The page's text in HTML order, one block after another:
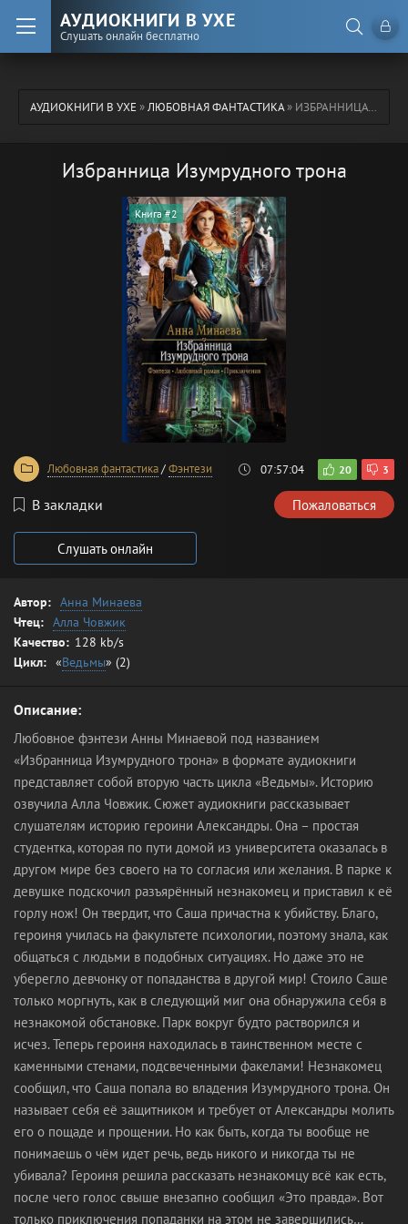
АУДИОКНИГИ В УХЕ
Слушать онлайн бесплатно
АУДИОКНИГИ В УХЕ»ЛЮБОВНАЯ ФАНТАСТИКА» ИЗБРАННИЦА ИЗУМРУДНОГО ТРОНА
Избранница Изумрудного трона
Книга #2
Любовная фантастика/Фэнтези 07:57:04 20 3
В закладки Пожаловаться
Слушать онлайн
Автор: Анна Минаева
Чтец: Алла Човжик
Качество: 128 kb/s
Цикл: «Ведьмы» (2)
Описание:
Любовное фэнтези Анны Минаевой под названием
«Избранница Изумрудного трона» в формате аудиокниги
представляет собой вторую часть цикла «Ведьмы». Историю
озвучила Алла Човжик. Сюжет аудиокниги рассказывает
слушателям историю героини Александры. Она – простая
студентка, которая по пути домой из университета оказалась в
другом мире без своего на то согласия или желания. В парке к
девушке подскочил разъярённый незнакомец и приставил к её
горлу нож! Он твердит, что Саша причастна к убийству. Благо,
героиня училась на факультете психологии, поэтому знала, как
общаться с людьми в подобных ситуациях. Но даже это не
уберегло девчонку от попаданства в другой мир! Стоило Саше
только моргнуть, как в следующий миг она обнаружила себя в
незнакомой обстановке. Парк вокруг будто растворился и
исчез. Теперь героиня находилась в таинственном месте с
каменными стенами, подсвеченными факелами! Незнакомец
сообщил, что Саша попала во владения Изумрудного трона. Он
называет себя её защитником и требует от Александры молить
его о пощаде и прощении. Но как быть, когда ты вообще не
понимаешь о чём идет речь, ведь никого и никогда ты не
убивала? Героиня решила рассказать незнакомцу всё как есть,
после чего голос свыше внезапно сообщил «Это правда». Вот
только приключения попаданки на этом не завершились…